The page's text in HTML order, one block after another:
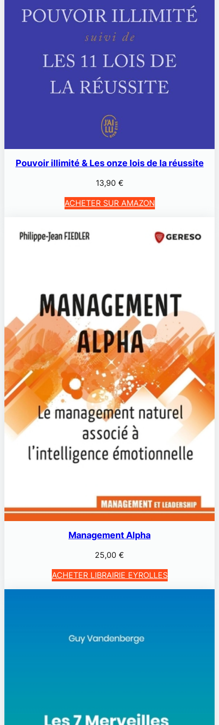
Pouvoir illimité & Les onze lois de la réussite
13,90 €
ACHETER SUR AMAZON
Management Alpha
25,00 €
ACHETER LIBRAIRIE EYROLLES